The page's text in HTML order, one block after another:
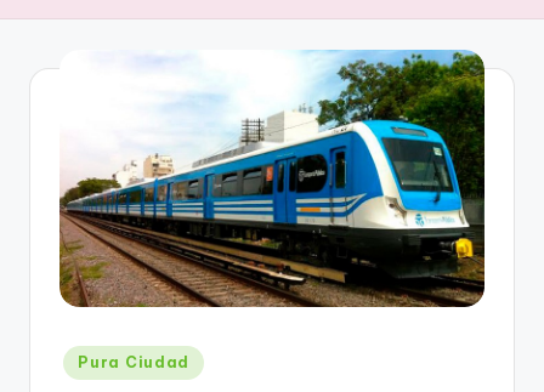
o
C
B
A
Posted
in
Pura Ciudad